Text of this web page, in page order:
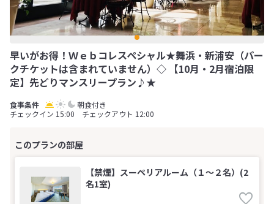
早いがお得！Ｗｅｂコレスペシャル★舞浜・新浦安（パー
クチケットは含まれていません）◇ 【10月・2月宿泊限
定】先どりマンスリープラン♪★
朝食付き
チェックイン 15:00 チェックアウト 12:00
【禁煙】スーペリアルーム（１～２名）(2
名1室)